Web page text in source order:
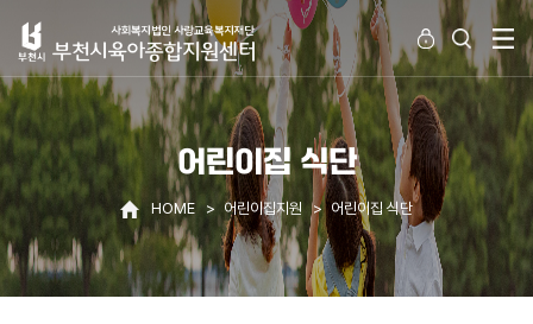
어린이집 식단
HOME 어린이집지원 어린이집 식단